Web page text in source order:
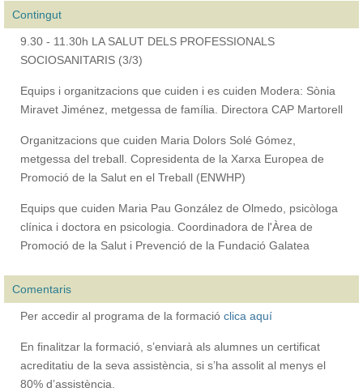
Contingut
9.30 - 11.30h LA SALUT DELS PROFESSIONALS
SOCIOSANITARIS (3/3)
Equips i organitzacions que cuiden i es cuiden Modera: Sònia
Miravet Jiménez, metgessa de família. Directora CAP Martorell
Organitzacions que cuiden Maria Dolors Solé Gómez,
metgessa del treball. Copresidenta de la Xarxa Europea de
Promoció de la Salut en el Treball (ENWHP)
Equips que cuiden Maria Pau González de Olmedo, psicòloga
clínica i doctora en psicologia. Coordinadora de l'Àrea de
Promoció de la Salut i Prevenció de la Fundació Galatea
Comentaris
Per accedir al programa de la formació clica aquí
En finalitzar la formació, s’enviarà als alumnes un certificat
acreditatiu de la seva assistència, si s’ha assolit al menys el
80% d’assistència.